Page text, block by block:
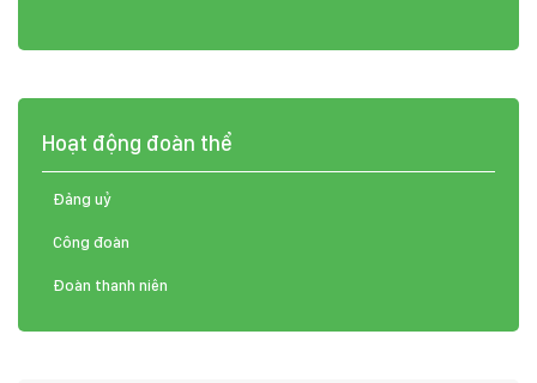
Hoạt động đoàn thể
Đảng uỷ
Công đoàn
Đoàn thanh niên